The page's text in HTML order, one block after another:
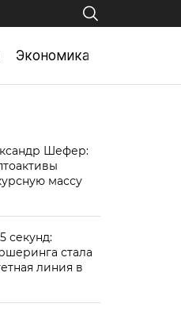
Экономика
Шефер:
массу
секунд:
стала
линия в